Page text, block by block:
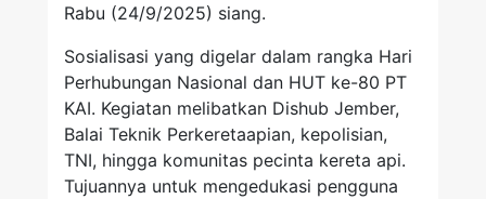
Rabu (24/9/2025) siang.
Sosialisasi yang digelar dalam rangka Hari
Perhubungan Nasional dan HUT ke-80 PT
KAI. Kegiatan melibatkan Dishub Jember,
Balai Teknik Perkeretaapian, kepolisian,
TNI, hingga komunitas pecinta kereta api.
Tujuannya untuk mengedukasi pengguna